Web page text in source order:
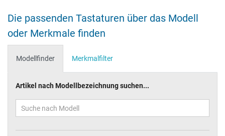
Die passenden Tastaturen über das Modell
oder Merkmale finden
Modellfinder Merkmalfilter
Artikel nach Modellbezeichnung suchen...